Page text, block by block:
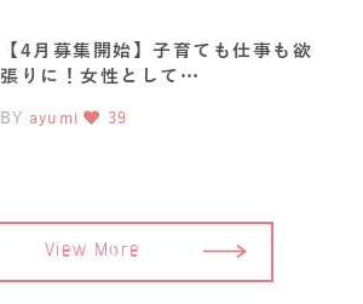
【4月募集開始】子育ても仕事も欲
張りに！女性として…
BY ayumi 39
View More